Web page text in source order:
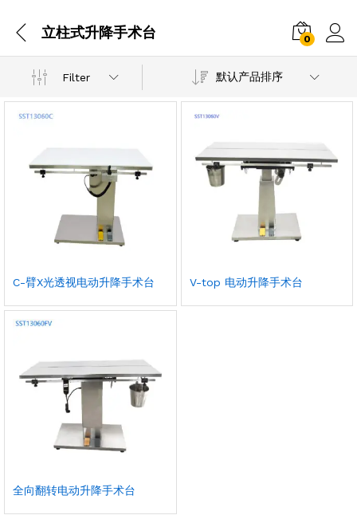
立柱式升降手术台 0
Filter 默认产品排序
C-臂X光透视电动升降手术台 V-top 电动升降手术台
全向翻转电动升降手术台